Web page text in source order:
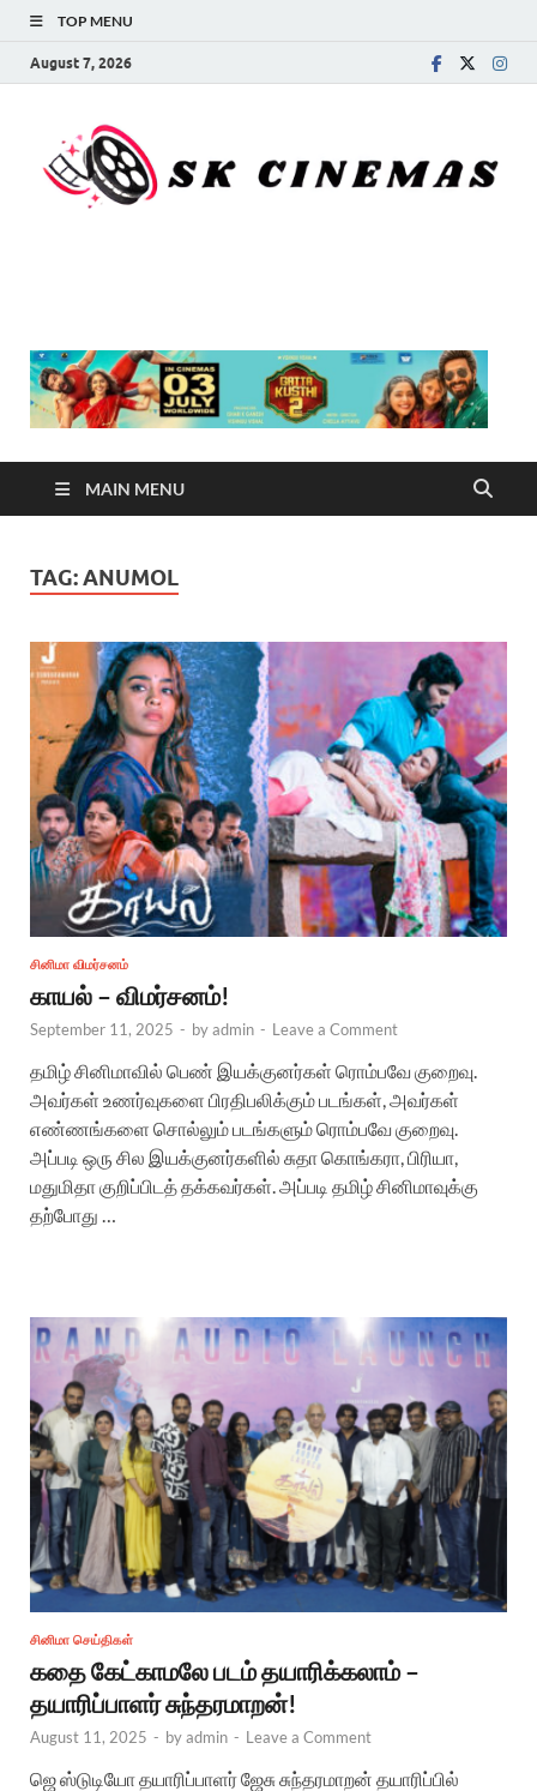
TOP MENU
August 7, 2026
MAIN MENU
TAG:ANUMOL
சினிமா விமர்சனம்
காயல் – விமர்சனம்!
September 11, 2025 - byadmin - Leave a Comment
தமிழ் சினிமாவில் பெண் இயக்குனர்கள் ரொம்பவே குறைவு.
அவர்கள் உணர்வுகளை பிரதிபலிக்கும் படங்கள், அவர்கள்
எண்ணங்களை சொல்லும் படங்களும் ரொம்பவே குறைவு.
அப்படி ஒரு சில இயக்குனர்களில் சுதா கொங்கரா, பிரியா,
மதுமிதா குறிப்பிடத் தக்கவர்கள். அப்படி தமிழ் சினிமாவுக்கு
தற்போது …
சினிமா செய்திகள்
கதை கேட்காமலே படம் தயாரிக்கலாம் –
தயாரிப்பாளர் சுந்தரமாறன்!
August 11, 2025 - byadmin - Leave a Comment
ஜெ ஸ்டுடியோ தயாரிப்பாளர் ஜேசு சுந்தரமாறன் தயாரிப்பில்